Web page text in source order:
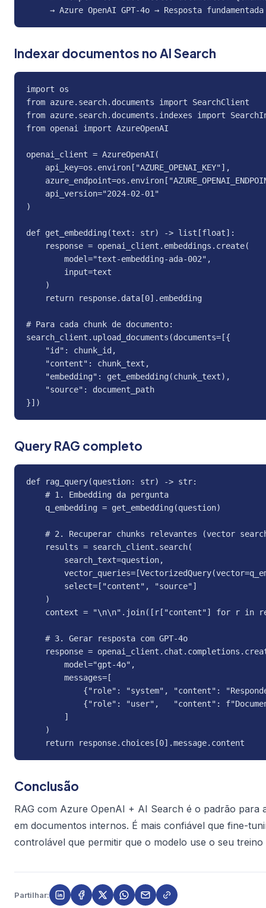
     → Azure OpenAI GPT-4o → Resposta fundamentada
Indexar documentos no AI Search
import os
from azure.search.documents import SearchClient
from azure.search.documents.indexes import
from openai import AzureOpenAI
openai_client = AzureOpenAI(
    api_key=os.environ["AZURE_OPENAI_KEY"],
    api_version="2024-02-01"
)
def get_embedding(text: str) -> list[float]:
    response = openai_client.embeddings.create(
        model="text-embedding-ada-002",
        input=text
    )
    return response.data[0].embedding
# Para cada chunk de documento:
search_client.upload_documents(documents=[{
    "id": chunk_id,
    "content": chunk_text,
    "embedding": get_embedding(chunk_text),
    "source": document_path
}])
Query RAG completo
def rag_query(question: str) -> str:
    # 1. Embedding da pergunta
    q_embedding = get_embedding(question)
# 2. Recuperar chunks relevantes (vector
    results = search_client.search(
        search_text=question,
        select=["content", "source"]
    )
context = "\n\n".join([r["content"] for r in
    # 3. Gerar resposta com GPT-4o
response =
        model="gpt-4o",
        messages=[
{"role": "system", "content":
{"role": "user",   "content":
        ]
    )
    return response.choices[0].message.content
Conclusão
RAG com Azure OpenAI + AI Search é o padrão para
em documentos internos. É mais confiável que fine-
controlável que permitir que o modelo use o seu treino
Partilhar: